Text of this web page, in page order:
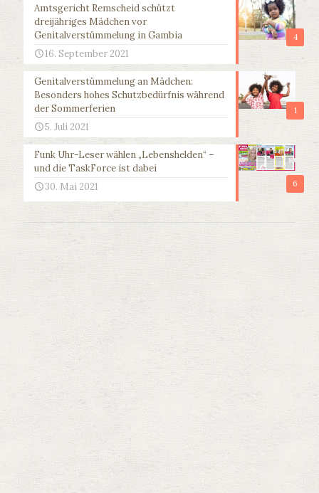
4
Amtsgericht Remscheid schützt
dreijähriges Mädchen vor
Genitalverstümmelung in Gambia
16. September 2021
1
Genitalverstümmelung an Mädchen:
Besonders hohes Schutzbedürfnis während
der Sommerferien
5. Juli 2021
6
Funk Uhr-Leser wählen „Lebenshelden“ –
und die TaskForce ist dabei
30. Mai 2021